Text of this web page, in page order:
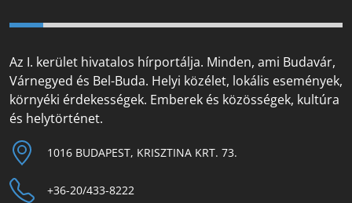
Az I. kerület hivatalos hírportálja. Minden, ami Budavár,
Várnegyed és Bel-Buda. Helyi közélet, lokális események,
környéki érdekességek. Emberek és közösségek, kultúra
és helytörténet.
1016 BUDAPEST, KRISZTINA KRT. 73.
+36-20/433-8222